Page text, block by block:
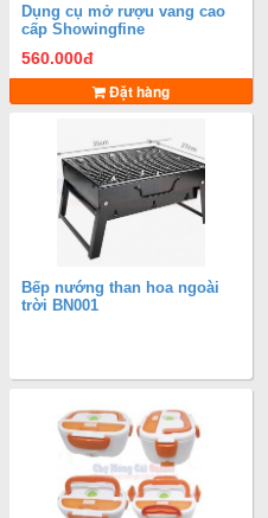
Dụng cụ mở rượu vang cao
cấp Showingfine
560.000đ
Đặt hàng
Bếp nướng than hoa ngoài
trời BN001